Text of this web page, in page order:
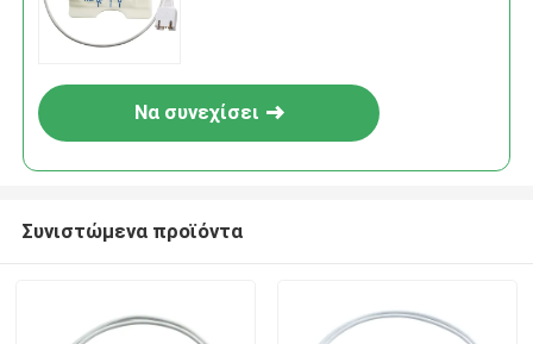
Να συνεχίσει
Συνιστώμενα προϊόντα